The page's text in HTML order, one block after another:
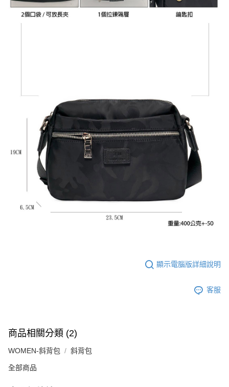
顯示電腦版詳細說明
客服
商品相關分類 (2)
WOMEN-斜背包 斜背包
全部商品